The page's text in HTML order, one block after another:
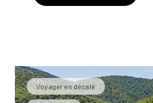
Voyager en décalé